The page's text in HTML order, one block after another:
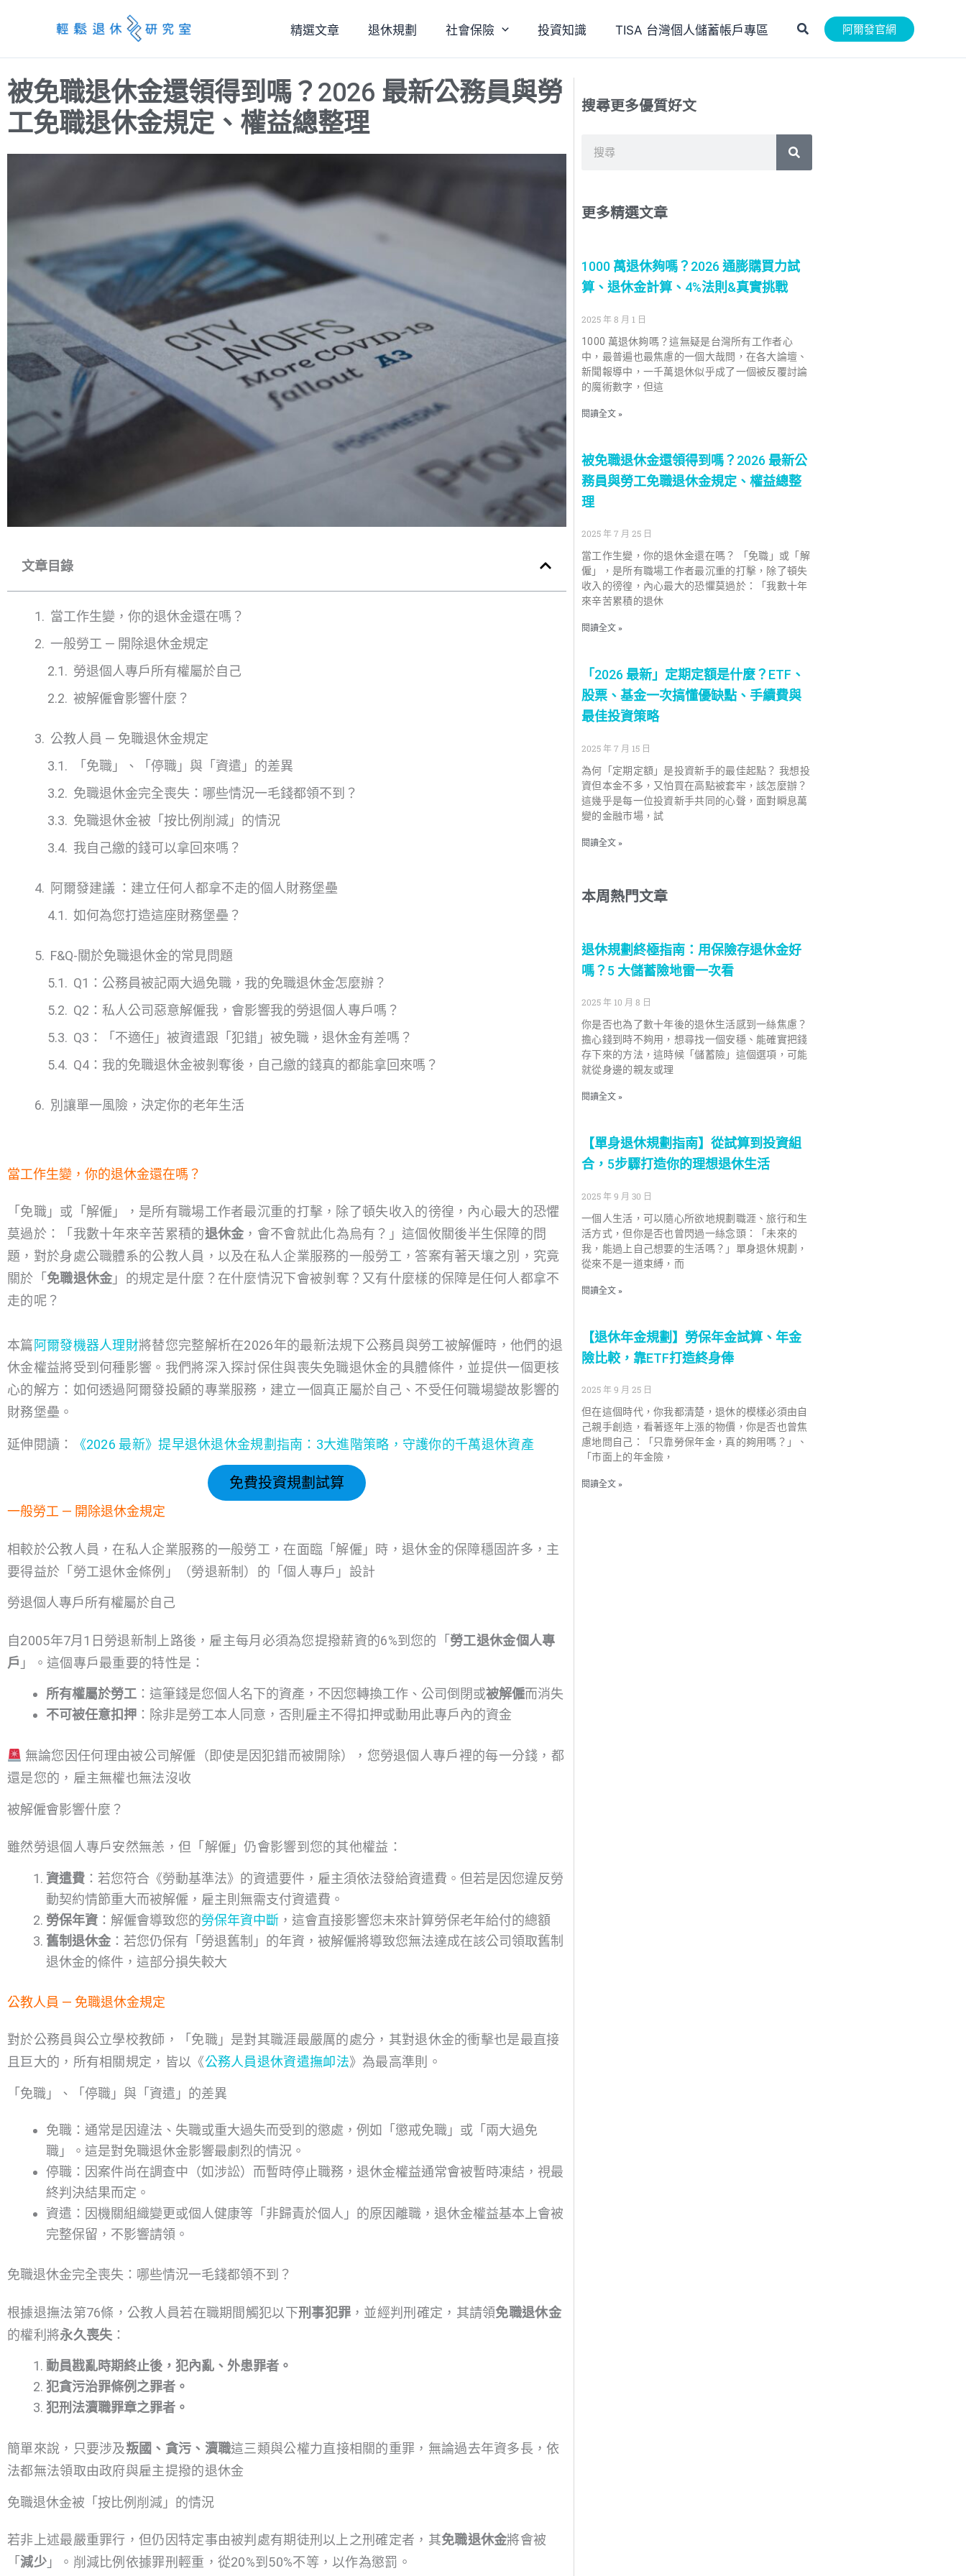
內
容
精選文章 退休規劃 社會保險 投資知識 TISA 台灣個人儲蓄帳戶專區
搜
阿爾發官網
被免職退休金還領得到嗎？2026 最新公務員與勞
工免職退休金規定、權益總整理
文章目錄
當工作生變，你的退休金還在嗎？
一般勞工 — 開除退休金規定
勞退個人專戶所有權屬於自己
被解僱會影響什麼？
公教人員 — 免職退休金規定
「免職」、「停職」與「資遣」的差異
免職退休金完全喪失：哪些情況一毛錢都領不到？
免職退休金被「按比例削減」的情況
我自己繳的錢可以拿回來嗎？
阿爾發建議 ：建立任何人都拿不走的個人財務堡壘
如何為您打造這座財務堡壘？
F&Q-關於免職退休金的常見問題
Q1：公務員被記兩大過免職，我的免職退休金怎麼辦？
Q2：私人公司惡意解僱我，會影響我的勞退個人專戶嗎？
Q3：「不適任」被資遣跟「犯錯」被免職，退休金有差嗎？
Q4：我的免職退休金被剝奪後，自己繳的錢真的都能拿回來嗎？
別讓單一風險，決定你的老年生活
當工作生變，你的退休金還在嗎？
「免職」或「解僱」，是所有職場工作者最沉重的打擊，除了頓失收入的徬徨，內心最大的恐懼
莫過於：「我數十年來辛苦累積的退休金 ，會不會就此化為烏有？」這個攸關後半生保障的問
題，對於身處公職體系的公教人員，以及在私人企業服務的一般勞工，答案有著天壤之別，究竟
關於「 免職退休金 」的規定是什麼？在什麼情況下會被剝奪？又有什麼樣的保障是任何人都拿不
走的呢？
本篇阿爾發機器人理財將替您完整解析在2026年的最新法規下公務員與勞工被解僱時，他們的退
休金權益將受到何種影響。我們將深入探討保住與喪失免職退休金的具體條件，並提供一個更核
心的解方：如何透過阿爾發投顧的專業服務，建立一個真正屬於自己、不受任何職場變故影響的
財務堡壘。
延伸閱讀： 《2026 最新》提早退休退休金規劃指南：3大進階策略，守護你的千萬退休資產
免費投資規劃試算
一般勞工 — 開除退休金規定
相較於公教人員，在私人企業服務的一般勞工，在面臨「解僱」時，退休金的保障穩固許多，主
要得益於「勞工退休金條例」（勞退新制）的「個人專戶」設計
勞退個人專戶所有權屬於自己
自2005年7月1日勞退新制上路後，雇主每月必須為您提撥薪資的6%到您的「勞工退休金個人專
戶 」。這個專戶最重要的特性是：
所有權屬於勞工 ：這筆錢是您個人名下的資產，不因您轉換工作、公司倒閉或被解僱而消失
不可被任意扣押 ：除非是勞工本人同意，否則雇主不得扣押或動用此專戶內的資金
無論您因任何理由被公司解僱（即使是因犯錯而被開除），您勞退個人專戶裡的每一分錢，都
還是您的，雇主無權也無法沒收
被解僱會影響什麼？
雖然勞退個人專戶安然無恙，但「解僱」仍會影響到您的其他權益：
資遣費 ：若您符合《勞動基準法》的資遣要件，雇主須依法發給資遣費。但若是因您違反勞
動契約情節重大而被解僱，雇主則無需支付資遣費。
勞保年資 ：解僱會導致您的勞保年資中斷 ，這會直接影響您未來計算勞保老年給付的總額
舊制退休金 ：若您仍保有「勞退舊制」的年資，被解僱將導致您無法達成在該公司領取舊制
退休金的條件，這部分損失較大
公教人員 — 免職退休金規定
對於公務員與公立學校教師，「免職」是對其職涯最嚴厲的處分，其對退休金的衝擊也是最直接
且巨大的，所有相關規定，皆以《公務人員退休資遣撫卹法》為最高準則。
「免職」、「停職」與「資遣」的差異
免職：通常是因違法、失職或重大過失而受到的懲處，例如「懲戒免職」或「兩大過免
職」。這是對免職退休金影響最劇烈的情況。
停職：因案件尚在調查中（如涉訟）而暫時停止職務，退休金權益通常會被暫時凍結，視最
終判決結果而定。
資遣：因機關組織變更或個人健康等「非歸責於個人」的原因離職，退休金權益基本上會被
完整保留，不影響請領。
免職退休金完全喪失：哪些情況一毛錢都領不到？
根據退撫法第76條，公教人員若在職期間觸犯以下刑事犯罪 ，並經判刑確定，其請領免職退休金
的權利將永久喪失 ：
動員戡亂時期終止後，犯內亂、外患罪者。
犯貪污治罪條例之罪者。
犯刑法瀆職罪章之罪者。
簡單來說，只要涉及叛國、貪污、瀆職這三類與公權力直接相關的重罪，無論過去年資多長，依
法都無法領取由政府與雇主提撥的退休金
免職退休金被「按比例削減」的情況
若非上述最嚴重罪行，但仍因特定事由被判處有期徒刑以上之刑確定者，其免職退休金將會被
「減少」。削減比例依據罪刑輕重，從20%到50%不等，以作為懲罰。
搜尋更多優質好文
更多精選文章
1000 萬退休夠嗎？2026 通膨購買力試
算、退休金計算、4%法則&真實挑戰
2025 年 8 月 1 日
1000 萬退休夠嗎？這無疑是台灣所有工作者心
中，最普遍也最焦慮的一個大哉問，在各大論壇、
新聞報導中，一千萬退休似乎成了一個被反覆討論
的魔術數字，但這
閱讀全文 »
被免職退休金還領得到嗎？2026 最新公
務員與勞工免職退休金規定、權益總整
理
2025 年 7 月 25 日
當工作生變，你的退休金還在嗎？ 「免職」或「解
僱」，是所有職場工作者最沉重的打擊，除了頓失
收入的徬徨，內心最大的恐懼莫過於：「我數十年
來辛苦累積的退休
閱讀全文 »
「2026 最新」定期定額是什麼？ETF、
股票、基金一次搞懂優缺點、手續費與
最佳投資策略
2025 年 7 月 15 日
為何「定期定額」是投資新手的最佳起點？ 我想投
資但本金不多，又怕買在高點被套牢，該怎麼辦？
這幾乎是每一位投資新手共同的心聲，面對瞬息萬
變的金融市場，試
閱讀全文 »
本周熱門文章
退休規劃終極指南：用保險存退休金好
嗎？5 大儲蓄險地雷一次看
2025 年 10 月 8 日
你是否也為了數十年後的退休生活感到一絲焦慮？
擔心錢到時不夠用，想尋找一個安穩、能確實把錢
存下來的方法，這時候「儲蓄險」這個選項，可能
就從身邊的親友或理
閱讀全文 »
【單身退休規劃指南】從試算到投資組
合，5步驟打造你的理想退休生活
2025 年 9 月 30 日
一個人生活，可以隨心所欲地規劃職涯、旅行和生
活方式，但你是否也曾閃過一絲念頭：「未來的
我，能過上自己想要的生活嗎？」單身退休規劃，
從來不是一道束縛，而
閱讀全文 »
【退休年金規劃】勞保年金試算、年金
險比較，靠ETF打造終身俸
2025 年 9 月 25 日
但在這個時代，你我都清楚，退休的模樣必須由自
己親手創造，看著逐年上漲的物價，你是否也曾焦
慮地問自己：「只靠勞保年金，真的夠用嗎？」、
「市面上的年金險，
閱讀全文 »